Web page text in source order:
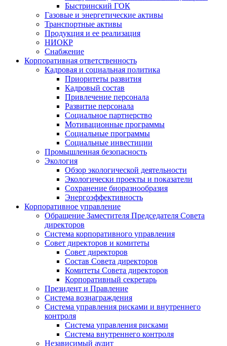
Быстринский ГОК
Газовые и энергетические активы
Транспортные активы
Продукция и ее реализация
НИОКР
Снабжение
Корпоративная ответственность
Кадровая и социальная политика
Приоритеты развития
Кадровый состав
Привлечение персонала
Развитие персонала
Социальное партнерство
Мотивационные программы
Социальные программы
Социальные инвестиции
Промышленная безопасность
Экология
Обзор экологической деятельности
Экологически проекты и показатели
Сохранение биоразнообразия
Энергоэффективность
Корпоративное управление
Обращение Заместителя Председателя Совета
директоров
Система корпоративного управления
Совет директоров и комитеты
Совет директоров
Состав Совета директоров
Комитеты Совета директоров
Корпоративный секретарь
Президент и Правление
Система вознаграждения
Система управления рисками и внутреннего
контроля
Система управления рисками
Система внутреннего контроля
Независимый аудит